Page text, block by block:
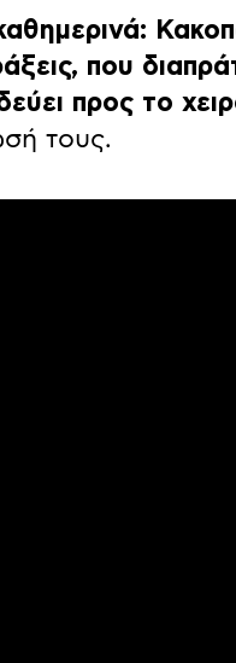
που
προς το
τους.